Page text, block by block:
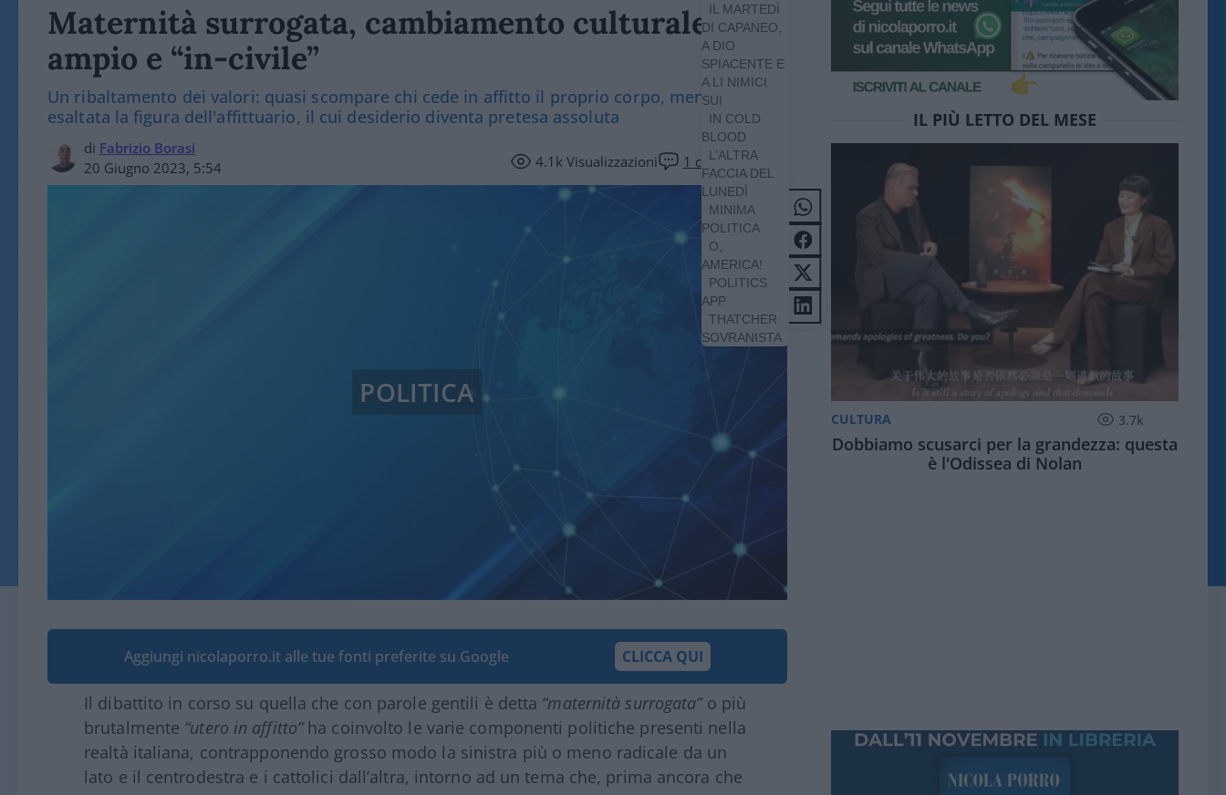
IL MARTEDÌ
DI CAPANEO,
A DIO
SPIACENTE E
A LI NIMICI
SUI
IN COLD
BLOOD
L’ALTRA
FACCIA DEL
LUNEDÌ
MINIMA
POLITICA
O,
AMERICA!
POLITICS
APP
THATCHER
SOVRANISTA
Maternità surrogata, cambiamento culturale più
ampio e “in-civile”
Un ribaltamento dei valori: quasi scompare chi cede in affitto il proprio corpo, mentre viene
esaltata la figura dell'affittuario, il cui desiderio diventa pretesa assoluta
di Fabrizio Borasi
20 Giugno 2023, 5:54
4.1k Visualizzazioni 1 commento
POLITICA
Aggiungi nicolaporro.it alle tue fonti preferite su Google CLICCA QUI
Il dibattito in corso su quella che con parole gentili è detta “maternità surrogata”o più
brutalmente “utero in affitto”ha coinvolto le varie componenti politiche presenti nella
realtà italiana, contrapponendo grosso modo la sinistra più o meno radicale da un
lato e il centrodestra e i cattolici dall’altra, intorno ad un tema che, prima ancora che
IL PIÙ LETTO DEL MESE
CULTURA 3.7k
Dobbiamo scusarci per la grandezza: questa
è l'Odissea di Nolan